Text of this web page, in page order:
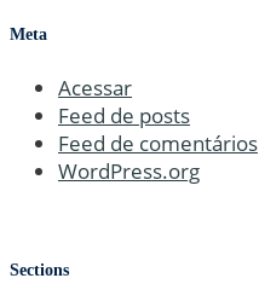
Meta
Acessar
Feed de posts
Feed de comentários
WordPress.org
Sections